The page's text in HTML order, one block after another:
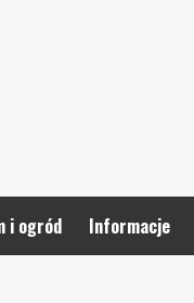
i ogród Informacje